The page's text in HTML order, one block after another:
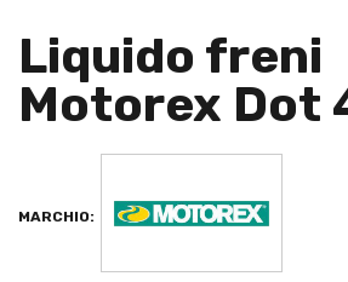
Liquido freni
Motorex Dot
MARCHIO: